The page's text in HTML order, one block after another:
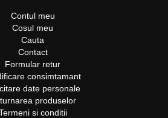
Contul meu
Cosul meu
Cauta
Contact
Formular retur
consimtamant
date personale
produselor
si conditii